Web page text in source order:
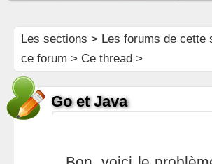
Les sections > Les forums de cette
ce forum > Ce thread >
Go et Java